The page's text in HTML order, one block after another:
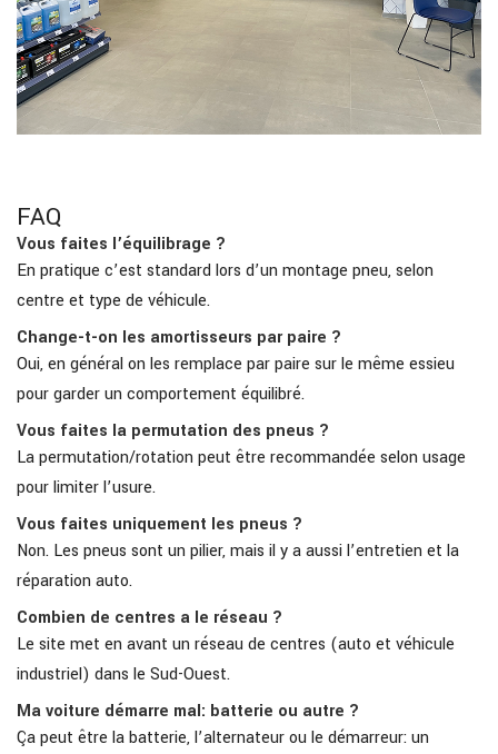
FAQ
Vous faites l’équilibrage ?
En pratique c’est standard lors d’un montage pneu, selon
centre et type de véhicule.
Change-t-on les amortisseurs par paire ?
Oui, en général on les remplace par paire sur le même essieu
pour garder un comportement équilibré.
Vous faites la permutation des pneus ?
La permutation/rotation peut être recommandée selon usage
pour limiter l’usure.
Vous faites uniquement les pneus ?
Non. Les pneus sont un pilier, mais il y a aussi l’entretien et la
réparation auto.
Combien de centres a le réseau ?
Le site met en avant un réseau de centres (auto et véhicule
industriel) dans le Sud-Ouest.
Ma voiture démarre mal: batterie ou autre ?
Ça peut être la batterie, l’alternateur ou le démarreur: un